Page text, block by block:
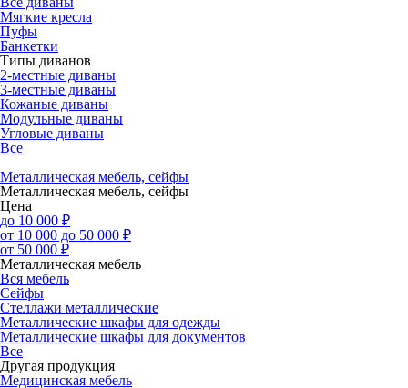
Мягкие кресла
Пуфы
Банкетки
Типы диванов
2-местные диваны
3-местные диваны
Кожаные диваны
Модульные диваны
Угловые диваны
Все
Металлическая мебель, сейфы
Металлическая мебель, сейфы
Цена
до 10 000 ₽
от 10 000 до 50 000 ₽
от 50 000 ₽
Металлическая мебель
Вся мебель
Сейфы
Стеллажи металлические
Металлические шкафы для одежды
Металлические шкафы для документов
Все
Другая продукция
Медицинская мебель